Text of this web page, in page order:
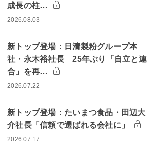
成長の柱…
2026.08.03
新トップ登場：日清製粉グループ本
社・永木裕社長 25年ぶり「自立と連
合」を再…
2026.07.22
新トップ登場：たいまつ食品・田辺大
介社長「信頼で選ばれる会社に」
2026.07.17